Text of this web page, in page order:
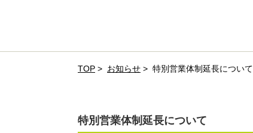
TOP > お知らせ > 特別営業体制延長について
特別営業体制延長について